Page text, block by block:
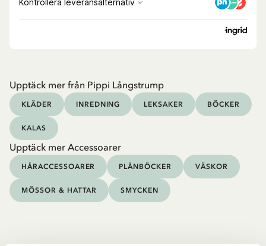
Upptäck mer från Pippi Långstrump
KLÄDER INREDNING LEKSAKER BÖCKER
KALAS
Upptäck mer Accessoarer
HÅRACCESSOARER PLÅNBÖCKER VÄSKOR
MÖSSOR & HATTAR SMYCKEN